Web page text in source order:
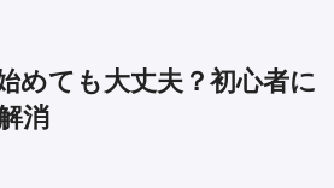
めても大丈夫？初心者に
消